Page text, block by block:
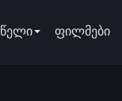
წელი ფილმები